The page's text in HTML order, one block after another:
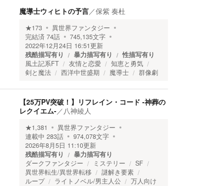
魔導士ウィヒトの予言／保紫 奏杜
★173
異世界ファンタジー
完結済 74話 745,135文字
2022年12月24日 16:51更新
残酷描写有り
暴力描写有り
性描写有り
風土記系FT
友情と恋愛
知恵と勇気
剣と魔法
西洋中世盛期 魔導士 群像劇
【25万PV突破！】リフレイン・コード -神葬の
レクイエム-／ 八神綾人
★1,381
異世界ファンタジー
連載中 283話 974,078文字
2026年8月5日 11:10更新
残酷描写有り
暴力描写有り
ダークファンタジー
ミステリー
SF
異世界転生/異世界転移
謎解き要素
ループ
ライトノベル/男主人公 万人向け